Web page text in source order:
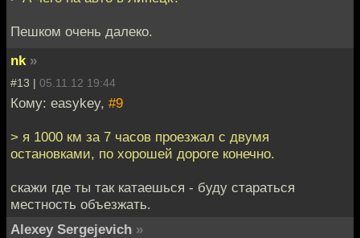
Пешком очень далеко.
nk »
#13 | 05.11.12 19:44
Кому: easykey, #9
> я 1000 км за 7 часов проезжал с двумя
остановками, по хорошей дороге конечно.
скажи где ты так катаешься - буду стараться
местность объезжать.
Alexey Sergejevich »